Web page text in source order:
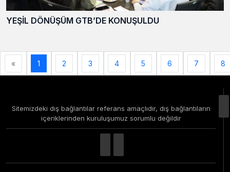
YEŞİL DÖNÜŞÜM GTB’DE KONUŞULDU
« 1 2 3 4 5 6 7 8
Sitemizdeki dış bağlantılar referans amaçlıdır, dış bağlantıların
içeriklerinden kuruluşumuz sorumlu değildir